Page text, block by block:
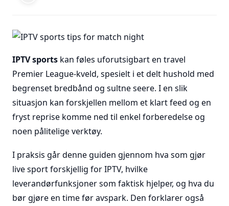
IPTV sports kan føles uforutsigbart en travel
Premier League-kveld, spesielt i et delt hushold med
begrenset bredbånd og sultne seere. I en slik
situasjon kan forskjellen mellom et klart feed og en
fryst reprise komme ned til enkel forberedelse og
noen pålitelige verktøy.
I praksis går denne guiden gjennom hva som gjør
live sport forskjellig for IPTV, hvilke
leverandørfunksjoner som faktisk hjelper, og hva du
bør gjøre en time før avspark. Den forklarer også